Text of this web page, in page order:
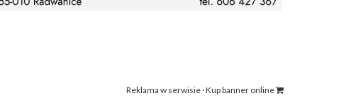
Reklama w serwisie · Kup banner online